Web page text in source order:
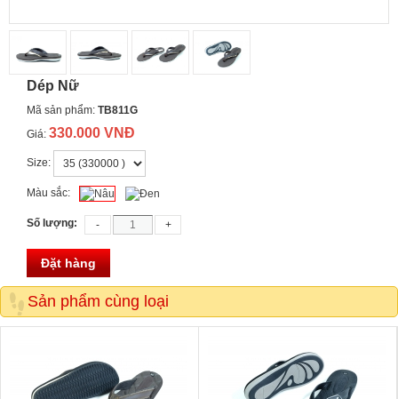
Dép Nữ
Mã sản phẩm: TB811G
Giá: 330.000 VNĐ
Size:
Màu sắc:
Số lượng:
Đặt hàng
Sản phẩm cùng loại